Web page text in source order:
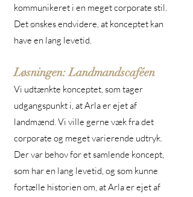
kommunikeret i en meget corporate stil.
Det ønskes endvidere, at konceptet kan
have en lang levetid.
Løsningen: Landmandscaféen
Vi udtænkte konceptet, som tager
udgangspunkt i, at Arla er ejet af
landmænd. Vi ville gerne væk fra det
corporate og meget varierende udtryk.
Der var behov for et samlende koncept,
som har en lang levetid, og som kunne
fortælle historien om, at Arla er ejet af